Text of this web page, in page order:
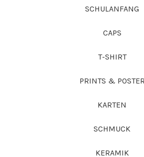
SCHULANFANG
CAPS
T-SHIRT
PRINTS & POSTER
KARTEN
SCHMUCK
KERAMIK